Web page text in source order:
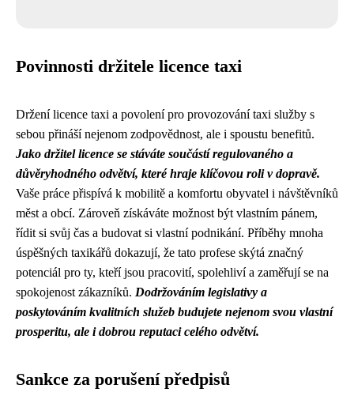
Povinnosti držitele licence taxi
Držení licence taxi a povolení pro provozování taxi služby s
sebou přináší nejenom zodpovědnost, ale i spoustu benefitů.
Jako držitel licence se stáváte součástí regulovaného a
důvěryhodného odvětví, které hraje klíčovou roli v dopravě.
Vaše práce přispívá k mobilitě a komfortu obyvatel i návštěvníků
měst a obcí. Zároveň získáváte možnost být vlastním pánem,
řídit si svůj čas a budovat si vlastní podnikání. Příběhy mnoha
úspěšných taxikářů dokazují, že tato profese skýtá značný
potenciál pro ty, kteří jsou pracovití, spolehliví a zaměřují se na
spokojenost zákazníků. Dodržováním legislativy a
poskytováním kvalitních služeb budujete nejenom svou vlastní
prosperitu, ale i dobrou reputaci celého odvětví.
Sankce za porušení předpisů